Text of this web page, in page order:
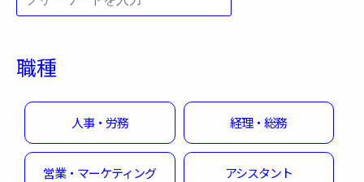
職種
人事・労務 経理・総務
営業・マーケティング アシスタント